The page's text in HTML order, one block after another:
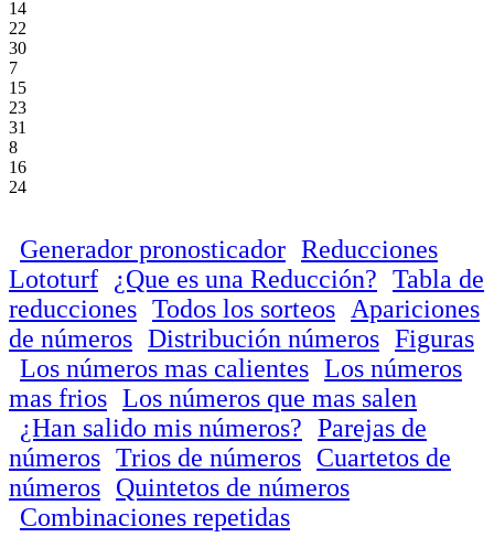
14
22
30
7
15
23
31
8
16
24
Generador pronosticador Reducciones
Lototurf
¿Que es una Reducción? Tabla de
reducciones Todos los sorteos
Apariciones
de números Distribución números Figuras
Los números mas calientes Los números
mas frios Los números que mas salen
¿Han salido mis números? Parejas de
números Trios de números Cuartetos de
números Quintetos de números
Combinaciones repetidas